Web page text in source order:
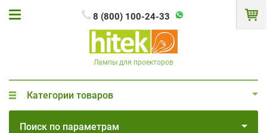
8 (800) 100-24-33
Лампы для проекторов
Категории товаров
Поиск по параметрам